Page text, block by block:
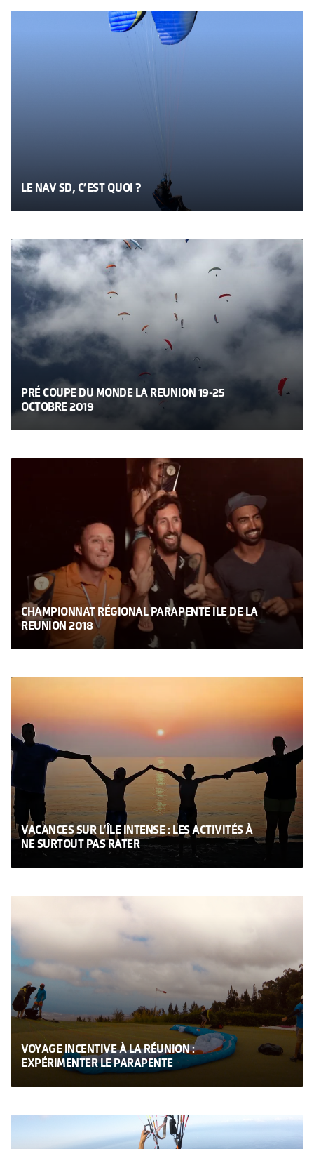
LE NAV SD, C’EST QUOI ?
PRÉ COUPE DU MONDE LA REUNION 19-25
OCTOBRE 2019
CHAMPIONNAT RÉGIONAL PARAPENTE ILE DE LA
REUNION 2018
VACANCES SUR L’ÎLE INTENSE : LES ACTIVITÉS À
NE SURTOUT PAS RATER
VOYAGE INCENTIVE À LA RÉUNION :
EXPÉRIMENTER LE PARAPENTE